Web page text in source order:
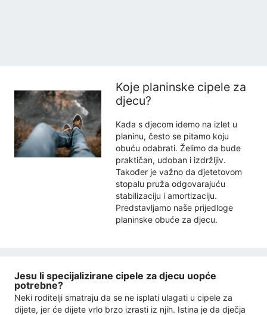
Koje planinske cipele za
djecu?
Kada s djecom idemo na izlet u
planinu, često se pitamo koju
obuću odabrati. Želimo da bude
praktičan, udoban i izdržljiv.
Također je važno da djetetovom
stopalu pruža odgovarajuću
stabilizaciju i amortizaciju.
Predstavljamo naše prijedloge
planinske obuće za djecu.
Jesu li specijalizirane cipele za djecu uopće
potrebne?
Neki roditelji smatraju da se ne isplati ulagati u cipele za
dijete, jer će dijete vrlo brzo izrasti iz njih. Istina je da dječja